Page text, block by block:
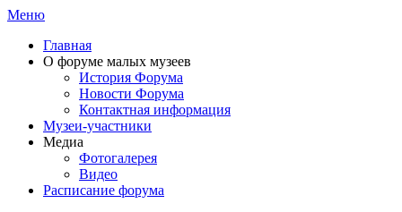
Меню
Главная
О форуме малых музеев
История Форума
Новости Форума
Контактная информация
Музеи-участники
Медиа
Фотогалерея
Видео
Расписание форума